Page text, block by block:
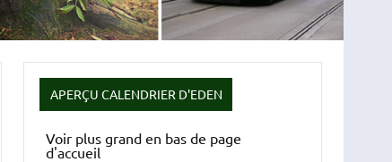
APERÇU CALENDRIER D'EDEN
Voir plus grand en bas de page
d'accueil